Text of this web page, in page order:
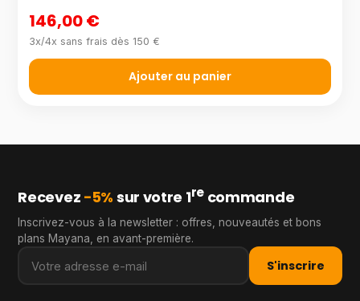
146,00 €
3x/4x sans frais dès 150 €
Ajouter au panier
Recevez −5% sur votre 1recommande
Inscrivez-vous à la newsletter : offres, nouveautés et bons
plans Mayana, en avant-première.
S'inscrire